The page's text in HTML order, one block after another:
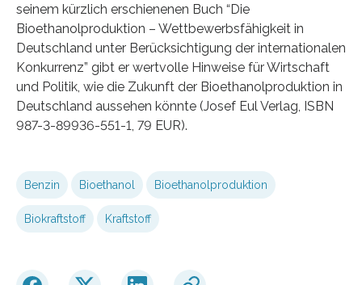
seinem kürzlich erschienenen Buch “Die
Bioethanolproduktion – Wettbewerbsfähigkeit in
Deutschland unter Berücksichtigung der internationalen
Konkurrenz” gibt er wertvolle Hinweise für Wirtschaft
und Politik, wie die Zukunft der Bioethanolproduktion in
Deutschland aussehen könnte (Josef Eul Verlag, ISBN
987-3-89936-551-1, 79 EUR).
Benzin Bioethanol Bioethanolproduktion
Biokraftstoff Kraftstoff